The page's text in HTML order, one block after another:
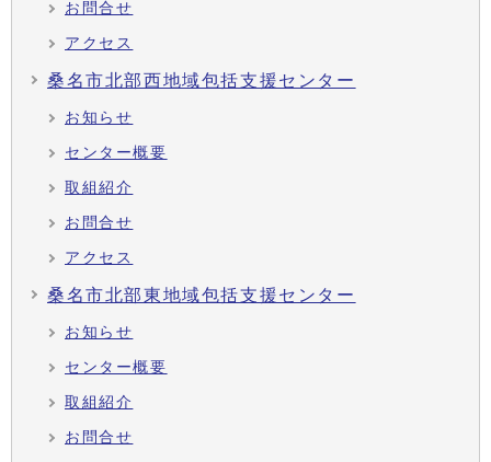
お問合せ
アクセス
桑名市北部西地域包括支援センター
お知らせ
センター概要
取組紹介
お問合せ
アクセス
桑名市北部東地域包括支援センター
お知らせ
センター概要
取組紹介
お問合せ